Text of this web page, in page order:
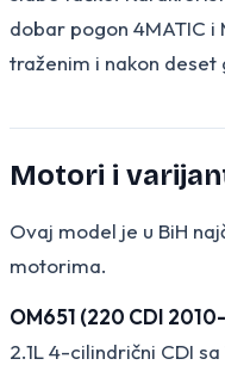
dobar pogon 4MATIC
traženim i nakon
Motori i
Ovaj model je u BiH
motorima.
OM651 (220 CDI
2.1L 4-cilindrični CDI sa